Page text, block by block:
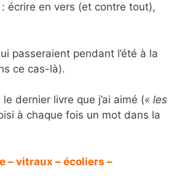
écrire en vers (et contre tout),
passeraient pendant l’été à la
ce cas-là).
dernier livre que j’ai aimé (« les
à chaque fois un mot dans la
– vitraux – écoliers –